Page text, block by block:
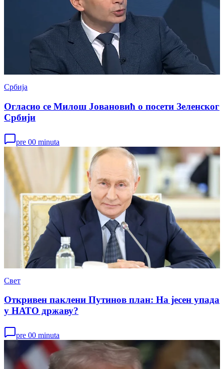
Србија
Огласио се Милош Јовановић о посети Зеленског
Србији
pre 00 minuta
Свет
Откривен паклени Путинов план: На јесен упада
у НАТО државу?
pre 00 minuta